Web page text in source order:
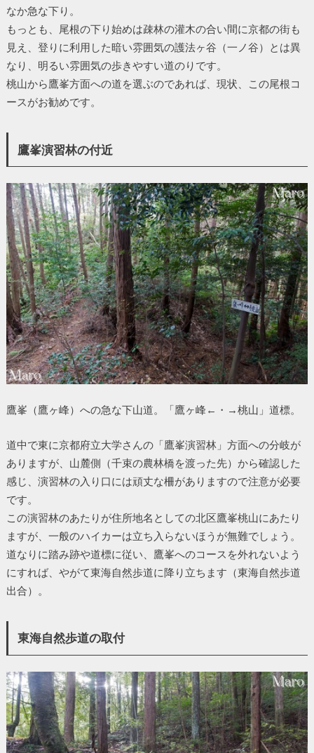
なか急な下り。
もっとも、尾根の下り始めは疎林の灌木の合い間に京都の街も
見え、登りに利用した暗い雰囲気の護法ヶ谷（一ノ谷）とは異
なり、明るい雰囲気の歩きやすい道のりです。
桃山から鷹峯方面への道を選ぶのであれば、現状、この尾根コ
ースがお勧めです。
鷹峯演習林の付近
鷹峯（鷹ヶ峰）への急な下山道。「鷹ヶ峰←・→桃山」道標。
道中で東に京都府立大学さんの「鷹峯演習林」方面への分岐が
ありますが、山麓側（千束の農林橋を渡った先）から確認した
感じ、演習林の入り口には頑丈な柵がありますので注意が必要
です。
この演習林のあたりが住所地名としての北区鷹峯桃山にあたり
ますが、一般のハイカーは立ち入らないほうが無難でしょう。
道なりに踏み跡や道標に従い、鷹峯へのコースを外れないよう
にすれば、やがて東海自然歩道に降り立ちます（東海自然歩道
出合）。
東海自然歩道の取付